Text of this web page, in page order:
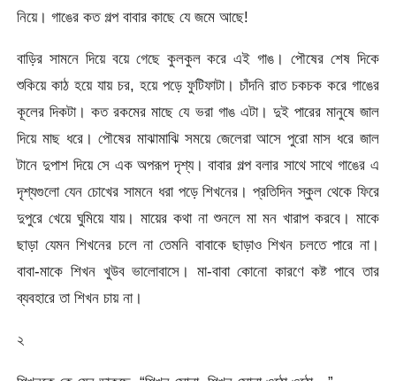
নিয়ে। গাঙের কত গল্প বাবার কাছে যে জমে আছে!
বাড়ির সামনে দিয়ে বয়ে গেছে কুলকুল করে এই গাঙ। পৌষের শেষ দিকে
শুকিয়ে কাঠ হয়ে যায় চর, হয়ে পড়ে ফুটিফাটা। চাঁদনি রাত চকচক করে গাঙের
কূলের দিকটা। কত রকমের মাছে যে ভরা গাঙ এটা। দুই পারের মানুষে জাল
দিয়ে মাছ ধরে। পৌষের মাঝামাঝি সময়ে জেলেরা আসে পুরো মাস ধরে জাল
টানে দুপাশ দিয়ে সে এক অপরূপ দৃশ্য। বাবার গল্প বলার সাথে সাথে গাঙের এ
দৃশ্যগুলো যেন চোখের সামনে ধরা পড়ে শিখনের। প্রতিদিন স্কুল থেকে ফিরে
দুপুরে খেয়ে ঘুমিয়ে যায়। মায়ের কথা না শুনলে মা মন খারাপ করবে। মাকে
ছাড়া যেমন শিখনের চলে না তেমনি বাবাকে ছাড়াও শিখন চলতে পারে না।
বাবা-মাকে শিখন খুউব ভালোবাসে। মা-বাবা কোনো কারণে কষ্ট পাবে তার
ব্যবহারে তা শিখন চায় না।
২